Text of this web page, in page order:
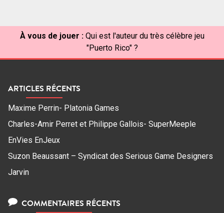
À vous de jouer : Qui est l'auteur du très célèbre jeu
"Puerto Rico" ?
ARTICLES RÉCENTS
Maxime Perrin- Platonia Games
Charles-Amir Perret et Philippe Gallois- SuperMeeple
EnVies EnJeux
Suzon Beaussant – Syndicat des Serious Game Designers
Jarvin
COMMENTAIRES RÉCENTS